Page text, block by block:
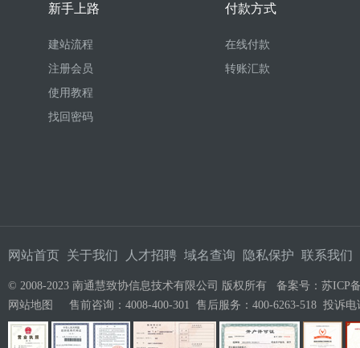
新手上路
建站流程
注册会员
使用教程
找回密码
付款方式
在线付款
转账汇款
网站首页 关于我们 人才招聘 域名查询 隐私保护 联系我们
© 2008-2023 南通慧致协信息技术有限公司 版权所有 备案号： 苏ICP
网站地图
售前咨询：4008-400-301 售后服务：400-6263-518 投诉